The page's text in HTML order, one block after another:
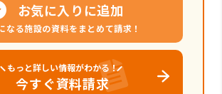
お気に入りに追加
なる施設の資料をまとめて請求！
もっと詳しい情報がわかる！
今すぐ資料請求